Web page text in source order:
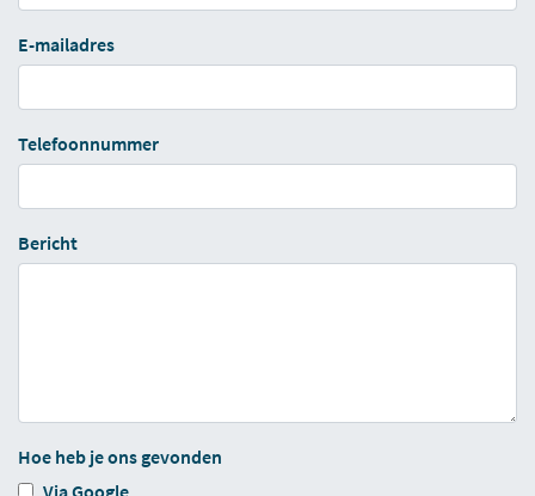
E-mailadres
Telefoonnummer
Bericht
Hoe heb je ons gevonden
Via Google